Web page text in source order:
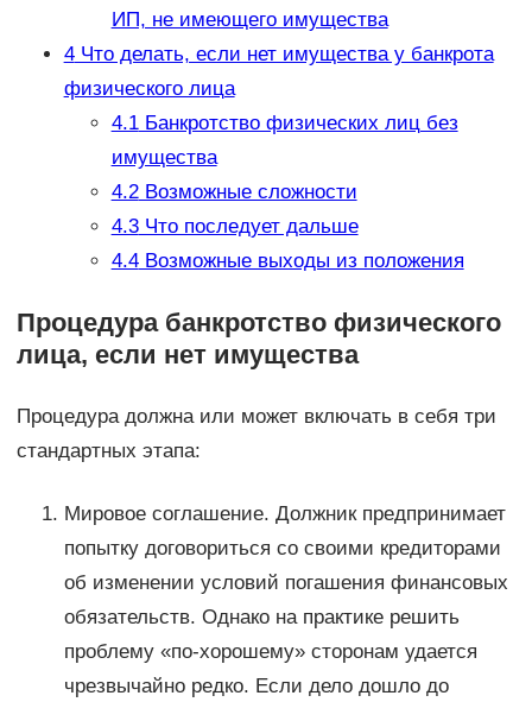
ИП, не имеющего имущества
4Что делать, если нет имущества у банкрота
физического лица
4.1Банкротство физических лиц без
имущества
4.2Возможные сложности
4.3Что последует дальше
4.4Возможные выходы из положения
Процедура банкротство физического
лица, если нет имущества
Процедура должна или может включать в себя три
стандартных этапа:
Мировое соглашение. Должник предпринимает
попытку договориться со своими кредиторами
об изменении условий погашения финансовых
обязательств. Однако на практике решить
проблему «по-хорошему» сторонам удается
чрезвычайно редко. Если дело дошло до